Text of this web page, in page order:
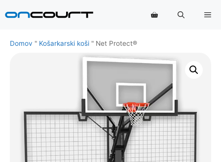
na
Domov " Košarkarski koši " Net Protect®